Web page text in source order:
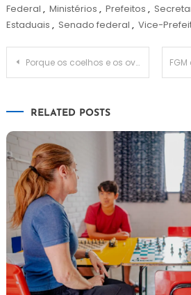
Federal , Ministérios , Prefeitos ,
Estaduais , Senado federal , Vice-
Navegação
Porque os coelhos e os ovos são a simbologia da Páscoa?
RELATED POSTS